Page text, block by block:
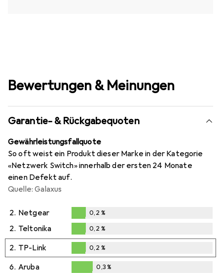
Bewertungen & Meinungen
Garantie- & Rückgabequoten
Gewährleistungsfallquote
So oft weist ein Produkt dieser Marke in der Kategorie
«Netzwerk Switch» innerhalb der ersten 24 Monate
einen Defekt auf.
Quelle: Galaxus
2. Netgear
0,2%
0,2 %
2. Teltonika
0,2%
0,2 %
2. TP-Link
0,2%
0,2 %
6. Aruba 0,3%